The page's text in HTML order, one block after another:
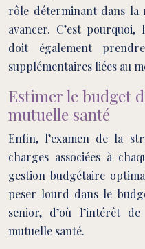
rôle déterminant dans la
avancer. C’est
doit également
supplémentaires liées au
Estimer le budget
mutuelle santé
Enfin, l’examen de la
charges associées à
gestion budgétaire
peser lourd dans le
senior, d’où l’intérêt
mutuelle santé.